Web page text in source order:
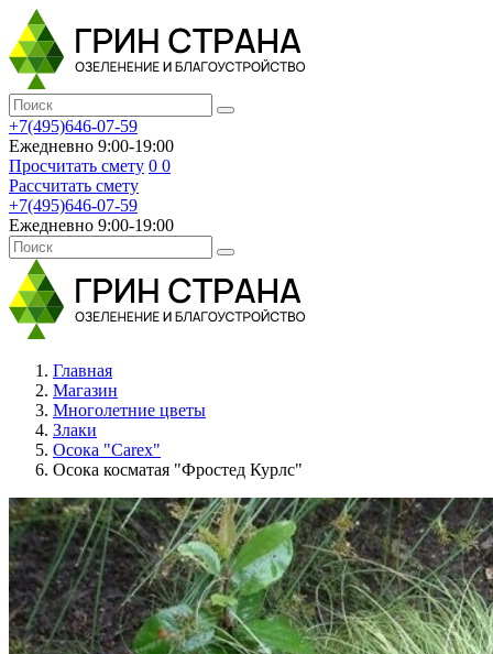
+7(495)646-07-59
Ежедневно 9:00-19:00
Просчитать смету 0 0
Рассчитать смету
+7(495)646-07-59
Ежедневно 9:00-19:00
Главная
Магазин
Многолетние цветы
Злаки
Осока "Саrех"
Осока косматая "Фростед Курлс"